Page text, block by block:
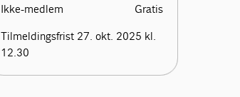
Ikke-medlem
Gratis
Tilmeldingsfrist 27. okt. 2025 kl.
12.30